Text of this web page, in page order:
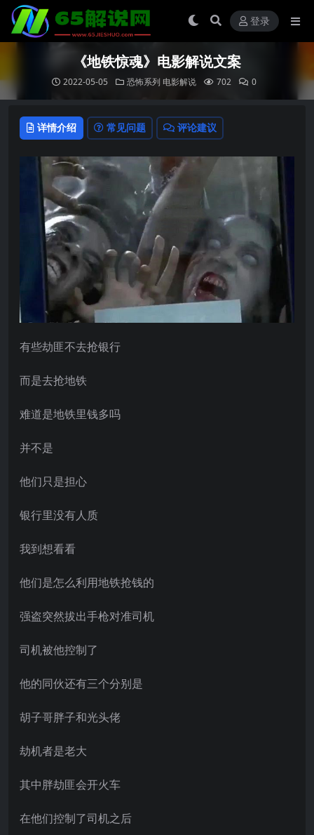
登录
《地铁惊魂》电影解说文案
2022-05-05 恐怖系列 电影解说 702 0
详情介绍 常见问题 评论建议
有些劫匪不去抢银行
而是去抢地铁
难道是地铁里钱多吗
并不是
他们只是担心
银行里没有人质
我到想看看
他们是怎么利用地铁抢钱的
强盗突然拔出手枪对准司机
司机被他控制了
他的同伙还有三个分别是
胡子哥胖子和光头佬
劫机者是老大
其中胖劫匪会开火车
在他们控制了司机之后